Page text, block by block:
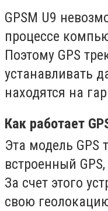
GPSM U9
процессе
Поэтому GPS
устанавливать
находятся на
Как работает
Эта модель GPS
встроенный
За счет этого
свою